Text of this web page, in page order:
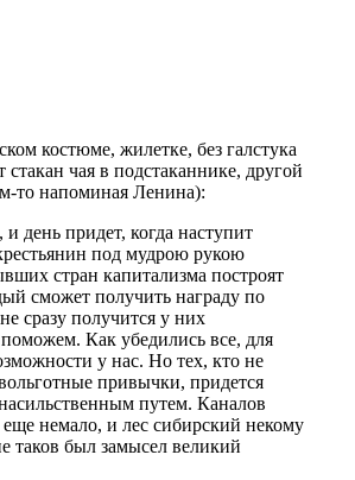
костюме, жилетке, без галстука
чая в подстаканнике, другой
то напоминая Ленина):
день придет, когда наступит
под мудрою рукою
стран капитализма построят
сможет получить награду по
сразу получится у них
Как убедились все, для
у нас. Но тех, кто не
привычки, придется
путем. Каналов
немало, и лес сибирский некому
таков был замысел великий